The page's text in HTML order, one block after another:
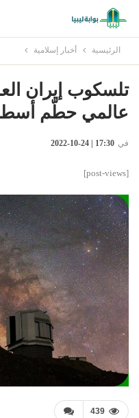
الرئيسية أخبار إسلامية
تلسكوب إيران
عالمي حطّم
في 17:30 | 24-10-2022
[post-views]
439